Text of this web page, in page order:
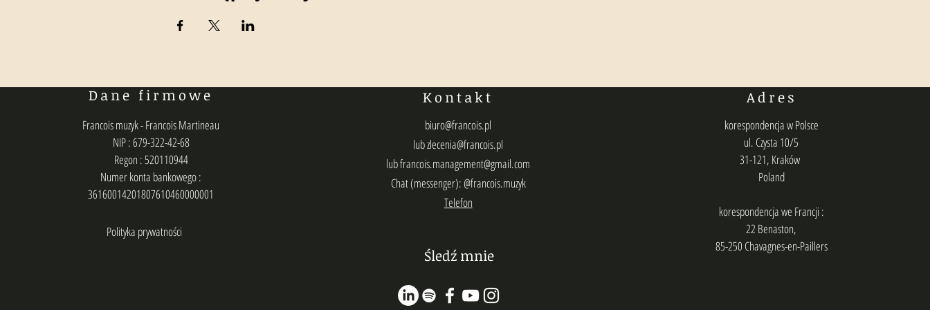
Dane firmowe
Francois muzyk - Francois Martineau
NIP : 679-322-42-68
Regon : 520110944
Numer konta bankowego :
36160014201807610460000001
Polityka prywatności
Kontakt
biuro@francois.pl
lubzlecenia@francois.pl
lubfrancois.management@gmail.com
Chat (messenger): @francois.muzyk
Telefon
Śledź mnie
Adres
korespondencja w Polsce
ul. Czysta 10/5
31-121, Kraków
Poland
korespondencja we Francji :
22 Benaston,
85-250 Chavagnes-en-Paillers